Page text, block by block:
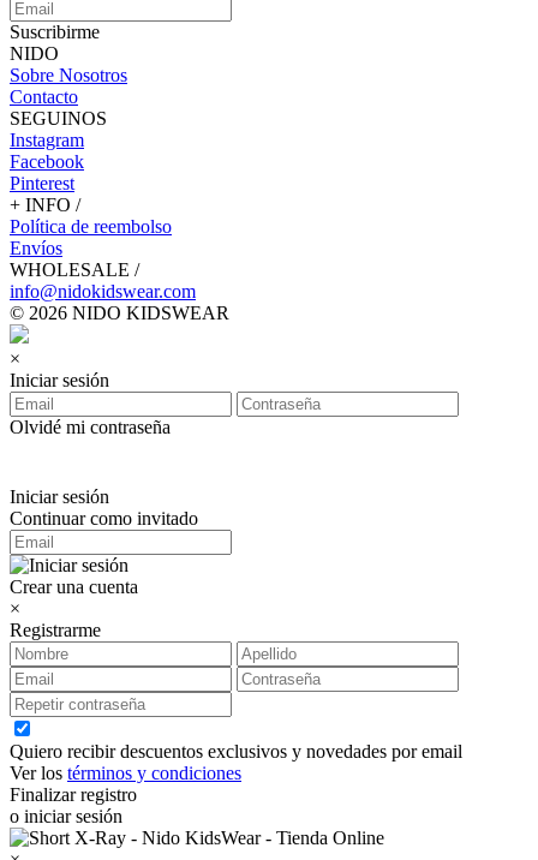
Suscribirme
NIDO
Sobre Nosotros
Contacto
SEGUINOS
Instagram
Facebook
Pinterest
+ INFO /
Política de reembolso
Envíos
WHOLESALE /
info@nidokidswear.com
© 2026 NIDO KIDSWEAR
×
Iniciar sesión
Olvidé mi contraseña
Iniciar sesión
Continuar como invitado
Crear una cuenta
×
Registrarme
Quiero recibir descuentos exclusivos y novedades por email
Ver los términos y condiciones
Finalizar registro
o iniciar sesión